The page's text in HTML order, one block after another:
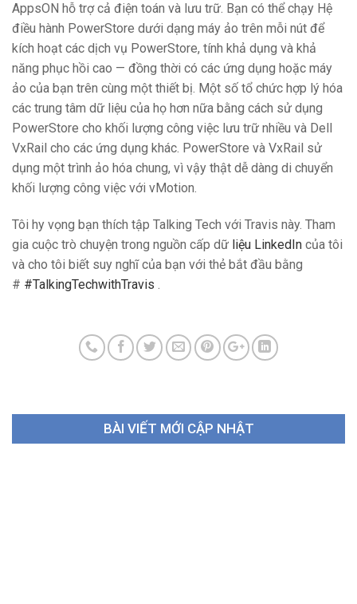
AppsON hỗ trợ cả điện toán và lưu trữ. Bạn có thể chạy Hệ
điều hành PowerStore dưới dạng máy ảo trên mỗi nút để
kích hoạt các dịch vụ PowerStore, tính khả dụng và khả
năng phục hồi cao — đồng thời có các ứng dụng hoặc máy
ảo của bạn trên cùng một thiết bị. Một số tổ chức hợp lý hóa
các trung tâm dữ liệu của họ hơn nữa bằng cách sử dụng
PowerStore cho khối lượng công việc lưu trữ nhiều và Dell
VxRail cho các ứng dụng khác. PowerStore và VxRail sử
dụng một trình ảo hóa chung, vì vậy thật dễ dàng di chuyển
khối lượng công việc với vMotion.
Tôi hy vọng bạn thích tập Talking Tech với Travis này. Tham
gia cuộc trò chuyện trong nguồn cấp dữ liệu LinkedIn của tôi
và cho tôi biết suy nghĩ của bạn với thẻ bắt đầu bằng
# #TalkingTechwithTravis .
BÀI VIẾT MỚI CẬP NHẬT